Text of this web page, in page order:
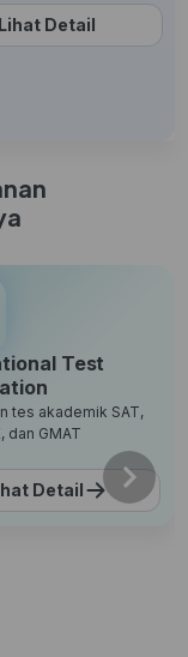
Lihat Detail
Test
tes akademik SAT,
dan GMAT
Detail